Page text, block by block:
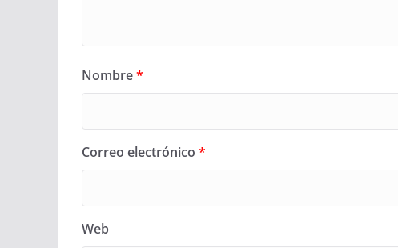
Nombre*
Correo electrónico *
Web